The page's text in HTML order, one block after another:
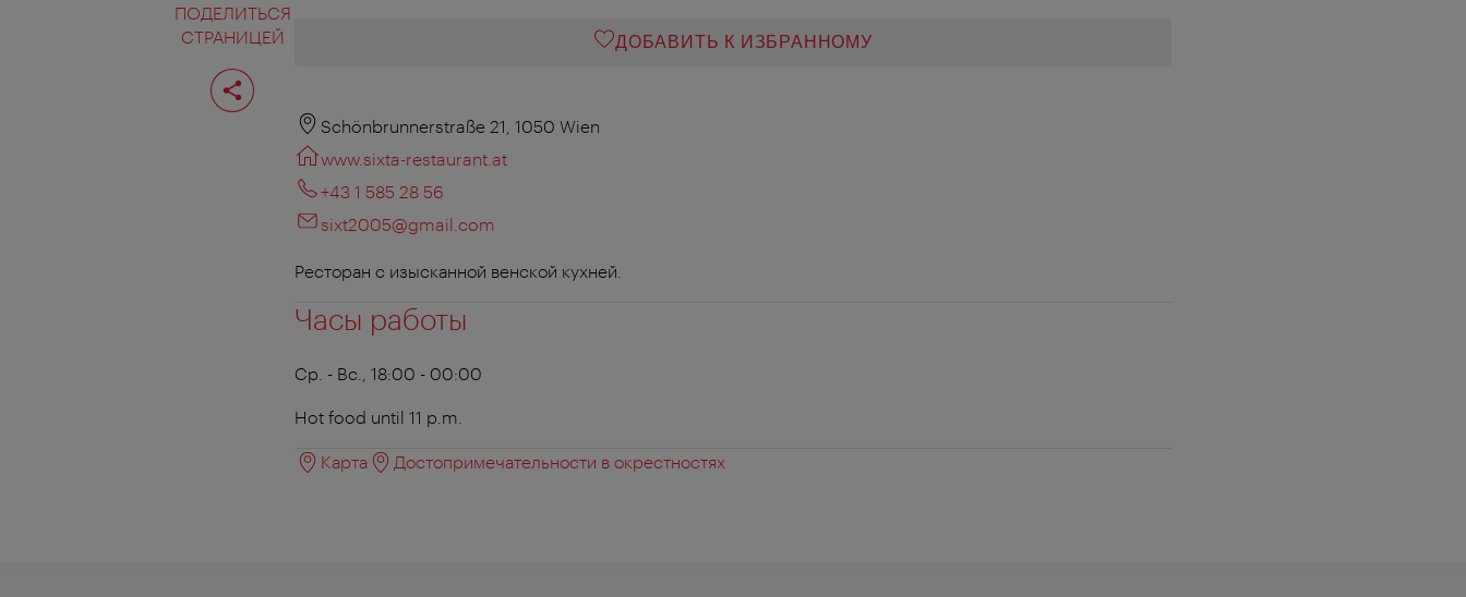
ПОДЕЛИТЬСЯ
СТРАНИЦЕЙ
Поделиться
страницей
ДОБАВИТЬ К ИЗБРАННОМУ
Schönbrunnerstraße 21, 1050 Wien
www.sixta-restaurant.at
+43 1 585 28 56
sixt2005@gmail.com
Ресторан с изысканной венской кухней.
Часы работы
Ср. - Вс., 18:00 - 00:00
Hot food until 11 p.m.
Карта Достопримечательности в окрестностях